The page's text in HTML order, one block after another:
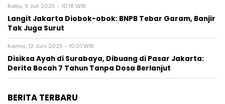
Rabu, 9 Juli 2025 - 10:18 WIB
Langit Jakarta Diobok-obok: BNPB Tebar Garam, Banjir
Tak Juga Surut
Kamis, 12 Juni 2025 - 10:01 WIB
Disiksa Ayah di Surabaya, Dibuang di Pasar Jakarta:
Derita Bocah 7 Tahun Tanpa Dosa Berlanjut
BERITA TERBARU